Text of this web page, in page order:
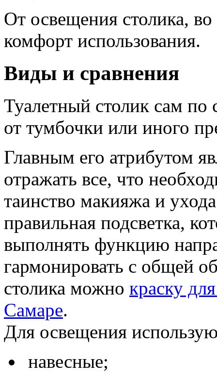
От освещения столика,
комфорт использования.
Виды и сравнения
Туалетный столик сам по
от тумбочки или иного
Главным его атрибутом
отражать все, что
таинство макияжа и
правильная подсветка,
выполнять функцию
гармонировать с общей
столика можно краску
Самаре.
Для освещения
навесные;